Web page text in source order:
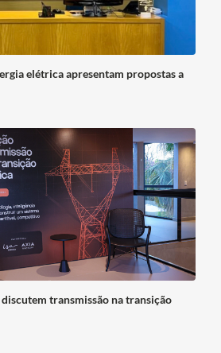
elétrica apresentam propostas a
transmissão na transição